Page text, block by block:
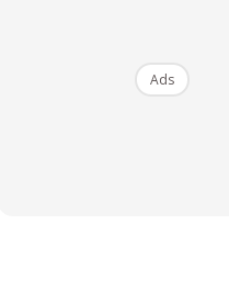
Ads